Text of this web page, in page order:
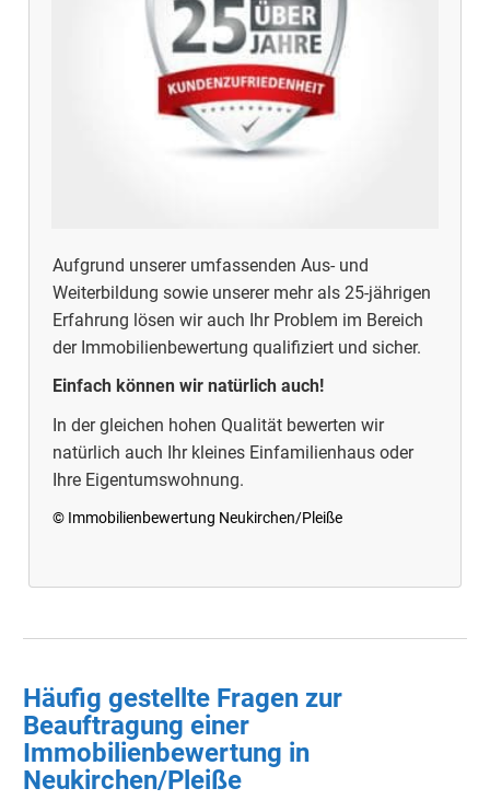
Aufgrund unserer umfassenden Aus- und
Weiterbildung sowie unserer mehr als 25-jährigen
Erfahrung lösen wir auch Ihr Problem im Bereich
der Immobilienbewertung qualifiziert und sicher.
Einfach können wir natürlich auch!
In der gleichen hohen Qualität bewerten wir
natürlich auch Ihr kleines Einfamilienhaus oder
Ihre Eigentumswohnung.
© Immobilienbewertung Neukirchen/Pleiße
Häufig gestellte Fragen zur
Beauftragung einer
Immobilienbewertung in
Neukirchen/Pleiße